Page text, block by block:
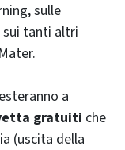
, sulle
tanti altri
a
gratuiti che
(uscita della